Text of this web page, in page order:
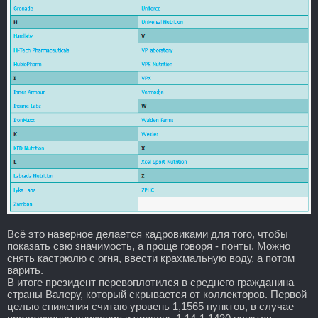
Всё это наверное делается кадровиками для того, чтобы
показать свю значимость, а проще говоря - понты. Можно
снять кастрюлю с огня, ввести крахмальную воду, а потом
варить.
В итоге президент перевоплотился в среднего гражданина
страны Валеру, который скрывается от коллекторов. Первой
целью снижения считаю уровень 1,1565 пунктов, в случае